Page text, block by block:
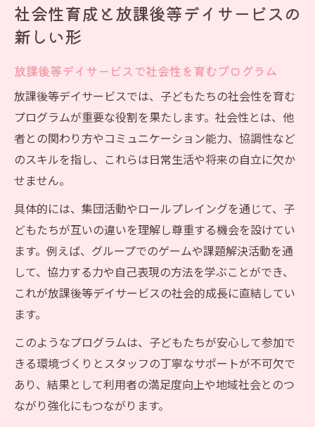
社会性育成と放課後等デイサービスの
新しい形
放課後等デイサービスで社会性を育むプログラム
放課後等デイサービスでは、子どもたちの社会性を育む
プログラムが重要な役割を果たします。社会性とは、他
者との関わり方やコミュニケーション能力、協調性など
のスキルを指し、これらは日常生活や将来の自立に欠か
せません。
具体的には、集団活動やロールプレイングを通じて、子
どもたちが互いの違いを理解し尊重する機会を設けてい
ます。例えば、グループでのゲームや課題解決活動を通
して、協力する力や自己表現の方法を学ぶことができ、
これが放課後等デイサービスの社会的成長に直結してい
ます。
このようなプログラムは、子どもたちが安心して参加で
きる環境づくりとスタッフの丁寧なサポートが不可欠で
あり、結果として利用者の満足度向上や地域社会とのつ
ながり強化にもつながります。